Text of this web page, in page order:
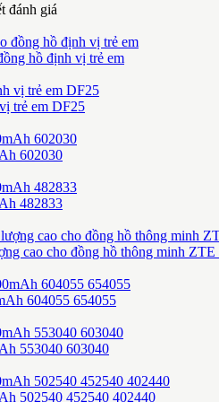
đánh giá
hồ định vị trẻ em
trẻ em DF25
602030
482833
cao cho đồng hồ thông minh ZTE
604055 654055
553040 603040
502540 452540 402440